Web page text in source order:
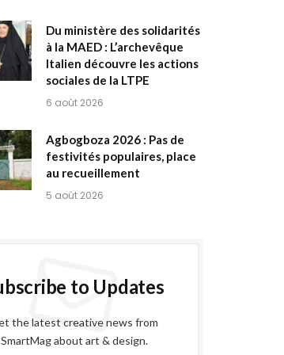
Du ministère des solidarités
à la MAED : L’archevêque
Italien découvre les actions
sociales de la LTPE
6 août 2026
Agbogboza 2026 : Pas de
festivités populaires, place
au recueillement
5 août 2026
to Updates
the latest creative news from
SmartMag about art & design.